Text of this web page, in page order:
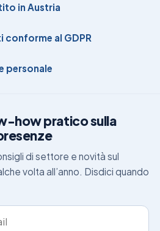
in Austria
conforme al GDPR
personale
how pratico sulla
di settore e novità sul
volta all’anno. Disdici quando